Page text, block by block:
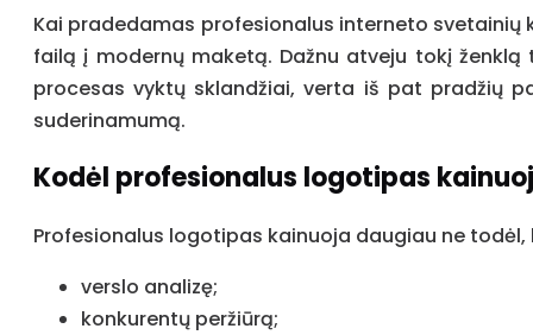
Kai pradedamas profesionalus interneto
failą į modernų maketą. Dažnu atveju tokį
procesas vyktų sklandžiai, verta iš pat pradžių
suderinamumą.
Kodėl profesionalus logotipas
Profesionalus logotipas kainuoja daugiau ne
verslo analizę;
konkurentų peržiūrą;